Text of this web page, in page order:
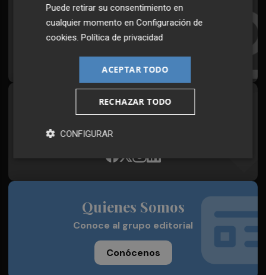
Suscríbete al Boletín
Todos los días a primera hora en tu email
¡Quiero suscribirme!
Síguenos en redes
Plaza Podcast, desde cualquier medio
Quienes Somos
Conoce al grupo editorial
Conócenos
Puede retirar su consentimiento en
cualquier momento enConfiguración de
cookies.Política de privacidad
ACEPTAR TODO
RECHAZAR TODO
CONFIGURAR